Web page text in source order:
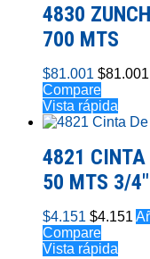
4830
700 MTS
$81.001 $81.001
Compare
Vista rápida
4821 CINTA
50 MTS 3/4″
$4.151 $4.151
Compare
Vista rápida